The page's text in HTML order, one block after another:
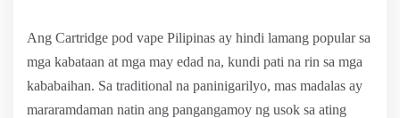
Ang Cartridge pod vape Pilipinas ay hindi lamang popular sa
mga kabataan at mga may edad na, kundi pati na rin sa mga
kababaihan. Sa traditional na paninigarilyo, mas madalas ay
mararamdaman natin ang pangangamoy ng usok sa ating